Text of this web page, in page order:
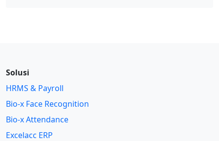
Solusi
HRMS & Payroll
Bio-x Face Recognition
Bio-x Attendance
Excelacc ERP